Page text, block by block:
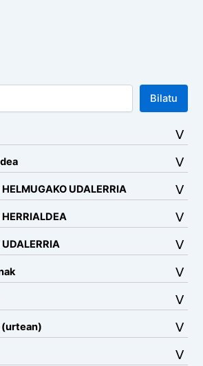
Bilatu
UDALERRIA
(urtean)